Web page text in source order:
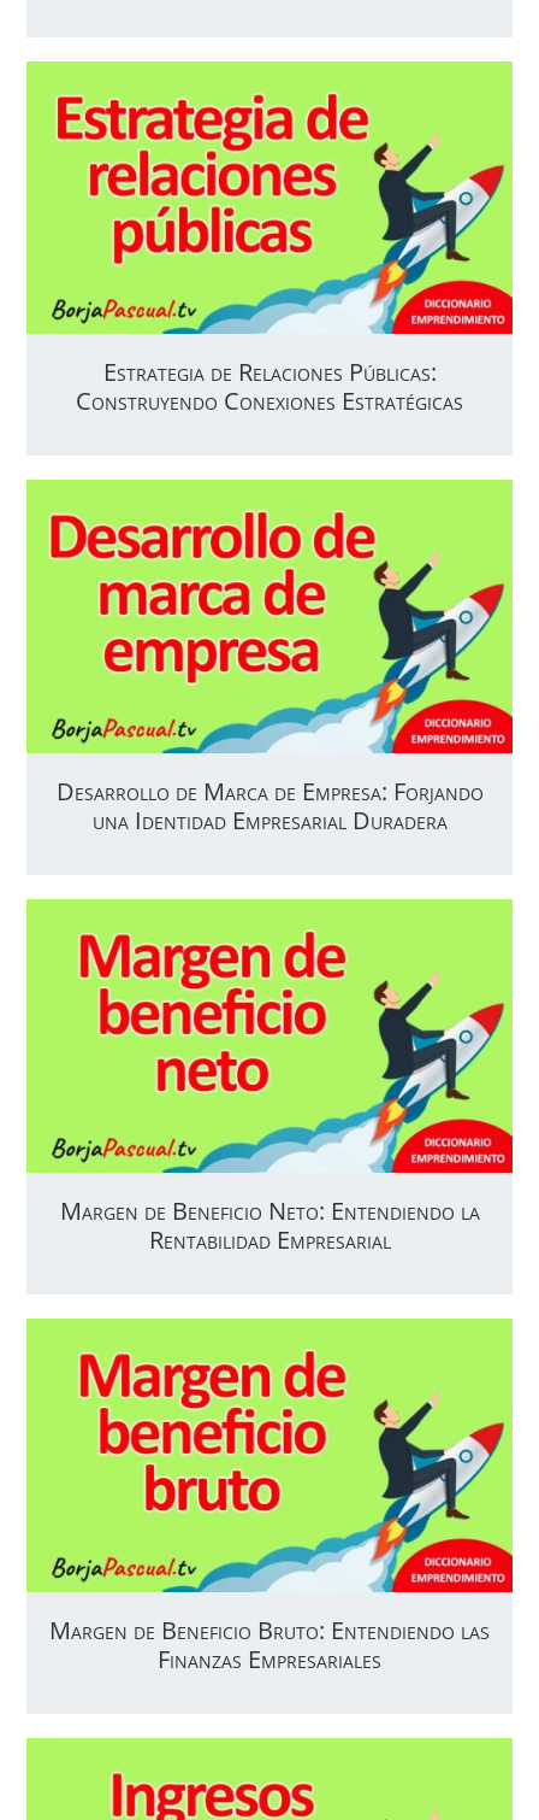
Estrategia de Relaciones Públicas:
Construyendo Conexiones Estratégicas
Desarrollo de Marca de Empresa: Forjando
una Identidad Empresarial Duradera
Margen de Beneficio Neto: Entendiendo la
Rentabilidad Empresarial
Margen de Beneficio Bruto: Entendiendo las
Finanzas Empresariales